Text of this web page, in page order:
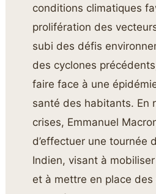
conditions climatiques
prolifération des
subi des défis
des cyclones
faire face à une
santé des habitants. En
crises, Emmanuel
d’effectuer une tournée
Indien, visant à
et à mettre en place des